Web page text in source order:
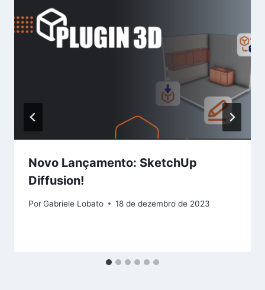
Novo Lançamento: SketchUp
Diffusion!
PorGabriele Lobato 18 de dezembro de 2023